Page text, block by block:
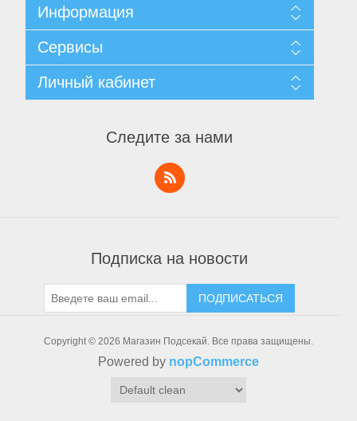
Информация
Доставка и возврат
Уведомление о конфиденциальности
Пользовательское соглашение
О нас
Сервисы
Новости
Блог
Список сравнения
Личный кабинет
Заявка на аккаунт поставщика
Следите за нами
Подписка на новости
ПОДПИСАТЬСЯ
Copyright © 2026 Магазин Подсекай. Все права защищены.
Powered by nopCommerce